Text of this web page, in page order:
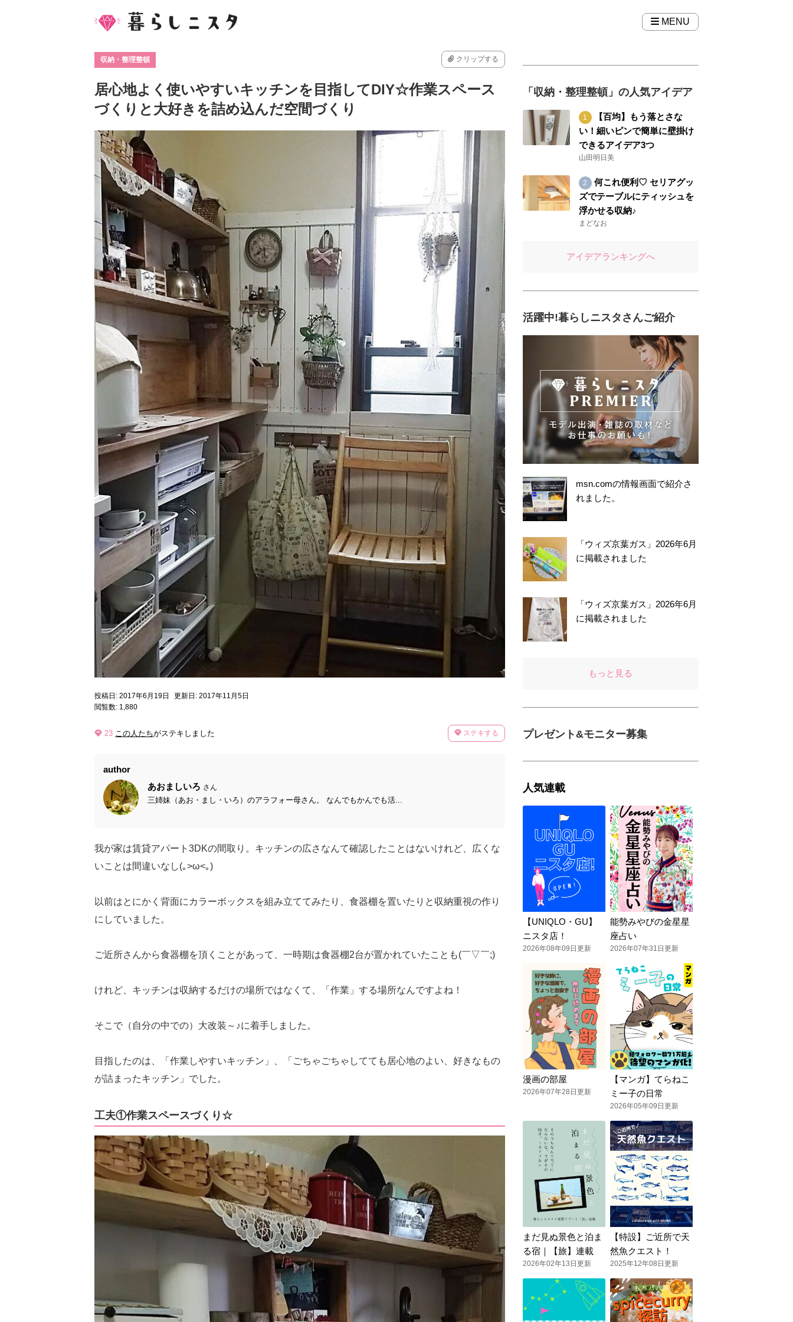
MENU
収納・整理整頓 クリップする
居心地よく使いやすいキッチンを目指してDIY☆作業スペース
づくりと大好きを詰め込んだ空間づくり
投稿日: 2017年6月19日
更新日: 2017年11月5日
閲覧数: 1,880
23 この人たちがステキしました ステキする
author
あおましいろ さん
三姉妹（あお・まし・いろ）のアラフォー母さん。 なんでもかんでも活...
我が家は賃貸アパート3DKの間取り。キッチンの広さなんて確認したことはないけれど、広くな
いことは間違いなし(｡>ω<｡)
以前はとにかく背面にカラーボックスを組み立ててみたり、食器棚を置いたりと収納重視の作り
にしていました。
ご近所さんから食器棚を頂くことがあって、一時期は食器棚2台が置かれていたことも(￣▽￣;)
けれど、キッチンは収納するだけの場所ではなくて、「作業」する場所なんですよね！
そこで（自分の中での）大改装～♪に着手しました。
目指したのは、「作業しやすいキッチン」、「ごちゃごちゃしてても居心地のよい、好きなもの
が詰まったキッチン」でした。
工夫①作業スペースづくり☆
「収納・整理整頓」の人気アイデア
【百均】もう落とさな
い！細いピンで簡単に壁掛け
できるアイデア3つ
山田明日美
何これ便利♡ セリアグッ
ズでテーブルにティッシュを
浮かせる収納♪
まどなお
アイデアランキングへ
活躍中!暮らしニスタさんご紹介
msn.comの情報画面で紹介さ
れました。
「ウィズ京葉ガス」2026年6月
に掲載されました
「ウィズ京葉ガス」2026年6月
に掲載されました
もっと見る
プレゼント&モニター募集
人気連載
【UNIQLO・GU】
ニスタ店！
2026年08年09日更新
能勢みやびの金星星
座占い
2026年07年31日更新
漫画の部屋
2026年07年28日更新
【マンガ】てらねこ
ミー子の日常
2026年05年09日更新
まだ見ぬ景色と泊ま
る宿｜【旅】連載
2026年02年13日更新
【特設】ご近所で天
然魚クエスト！
2025年12年08日更新